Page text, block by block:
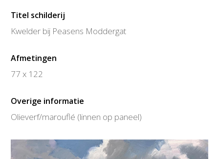
Titel schilderij
Kwelder bij Peasens Moddergat
Afmetingen
77 x 122
Overige informatie
Olieverf/marouflé (linnen op paneel)